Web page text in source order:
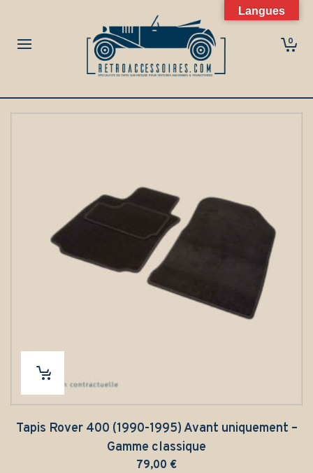
0
Tapis Rover 400 (1990-1995) Avant uniquement –
Gamme classique
79,00 €
Langues